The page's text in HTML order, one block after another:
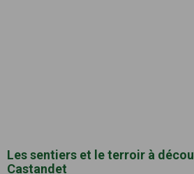
Les sentiers et le terroir à
Castandet